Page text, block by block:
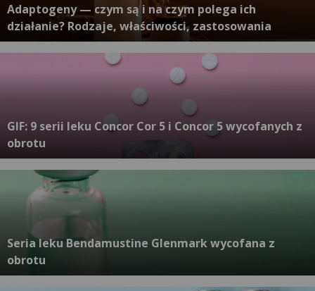
Adaptogeny — czym są i na czym polega ich
działanie? Rodzaje, właściwości, zastosowania
GIF: 9 serii leku Concor Cor 5 i Concor 5 wycofanych z
obrotu
Seria leku Bendamustine Glenmark wycofana z
obrotu